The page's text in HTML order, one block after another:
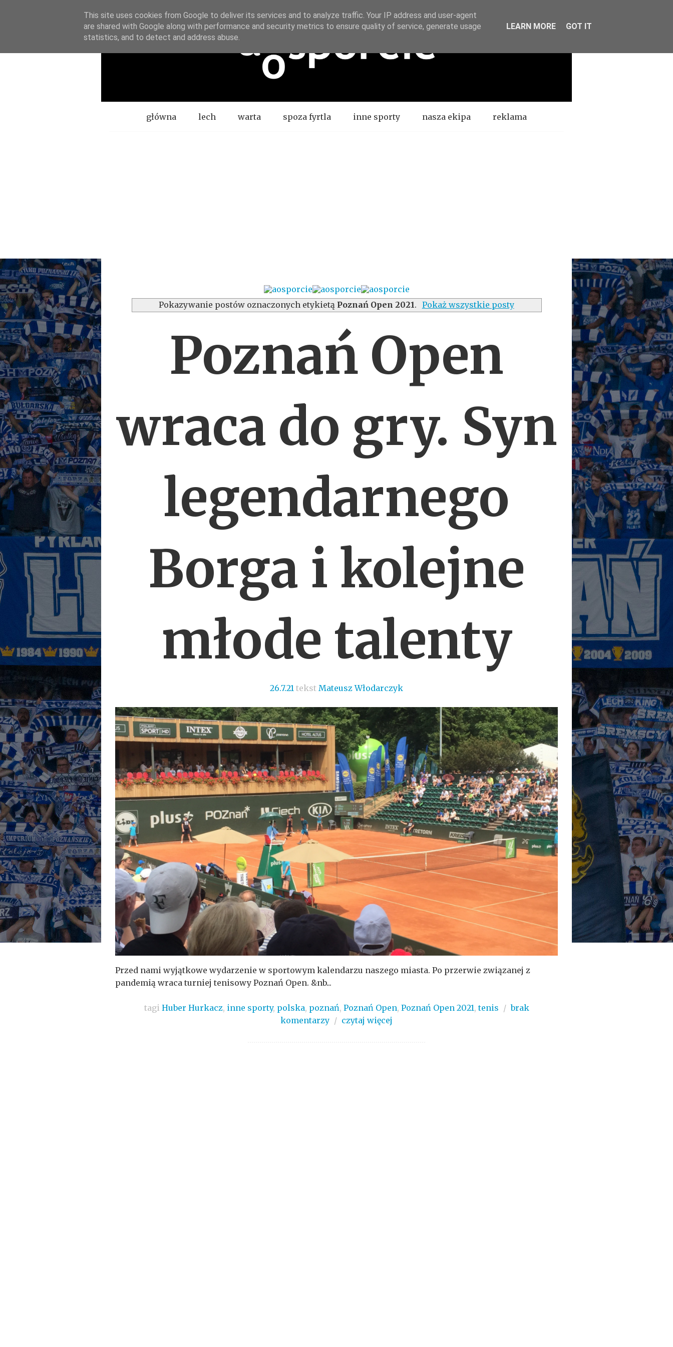
Menugłówna lech warta spoza fyrtla inne sporty nasza ekipa reklama
Pokazywanie postów oznaczonych etykietą Poznań Open 2021. Pokaż wszystkie posty
Poznań Open
wraca do gry. Syn
legendarnego
Borga i kolejne
młode talenty
26.7.21 tekst Mateusz Włodarczyk
Przed nami wyjątkowe wydarzenie w sportowym kalendarzu naszego miasta. Po przerwie związanej z
pandemią wraca turniej tenisowy Poznań Open. &nb...
tagi Huber Hurkacz, inne sporty, polska, poznań, Poznań Open, Poznań Open 2021,tenis / brak
komentarzy / czytaj więcej
This site uses cookies from Google to deliver its services and to analyze traffic. Your IP address and user-agent
are shared with Google along with performance and security metrics to ensure quality of service, generate usage
statistics, and to detect and address abuse.
LEARN MORE GOT IT